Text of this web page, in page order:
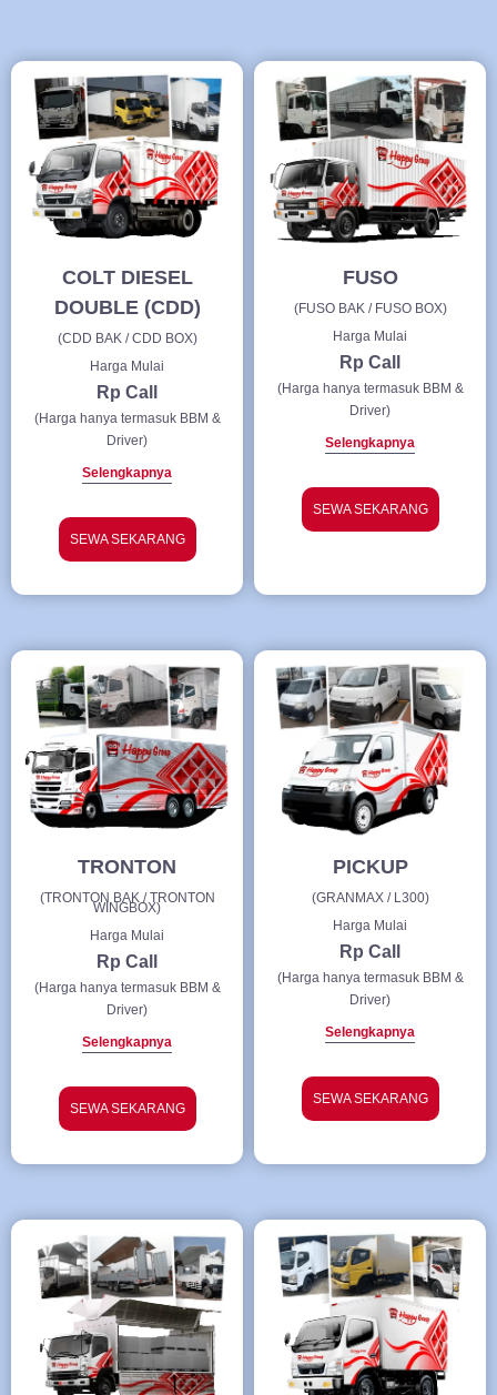
COLT DIESEL
DOUBLE (CDD)
(CDD BAK / CDD BOX)
Harga Mulai
Rp Call
(Harga hanya termasuk BBM &
Driver)
Selengkapnya
SEWA SEKARANG
FUSO
(FUSO BAK / FUSO BOX)
Harga Mulai
Rp Call
(Harga hanya termasuk BBM &
Driver)
Selengkapnya
SEWA SEKARANG
TRONTON
(TRONTON BAK / TRONTON
WINGBOX)
Harga Mulai
Rp Call
(Harga hanya termasuk BBM &
Driver)
Selengkapnya
SEWA SEKARANG
PICKUP
(GRANMAX / L300)
Harga Mulai
Rp Call
(Harga hanya termasuk BBM &
Driver)
Selengkapnya
SEWA SEKARANG